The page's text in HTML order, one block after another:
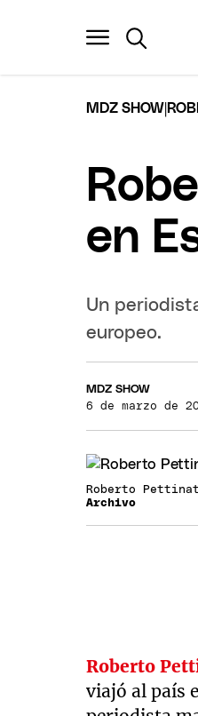
MDZ SHOW
en
Un
europeo.
MDZ SHOW
6 de marzo de
Roberto
Archivo
Roberto
viajó al país